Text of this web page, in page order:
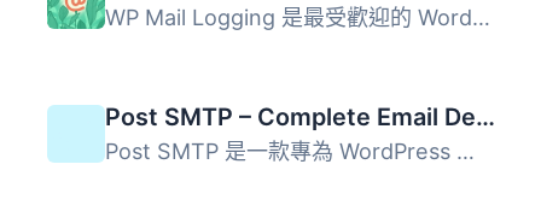
WP Mail Logging 是最受歡迎的 WordPress 或 WooCommerce 郵...
Post SMTP – Complete Email Deliverability and SMTP Solution with Email Logs, Alerts, Backup SMTP & Mobile App
Post SMTP 是一款專為 WordPress 設計的 SMTP 外掛，旨在解決...